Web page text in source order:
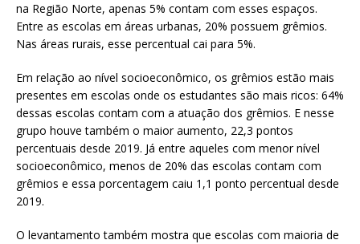
na Região Norte, apenas 5% contam com esses espaços.
Entre as escolas em áreas urbanas, 20% possuem grêmios.
Nas áreas rurais, esse percentual cai para 5%.
Em relação ao nível socioeconômico, os grêmios estão mais
presentes em escolas onde os estudantes são mais ricos: 64%
dessas escolas contam com a atuação dos grêmios. E nesse
grupo houve também o maior aumento, 22,3 pontos
percentuais desde 2019. Já entre aqueles com menor nível
socioeconômico, menos de 20% das escolas contam com
grêmios e essa porcentagem caiu 1,1 ponto percentual desde
2019.
O levantamento também mostra que escolas com maioria de